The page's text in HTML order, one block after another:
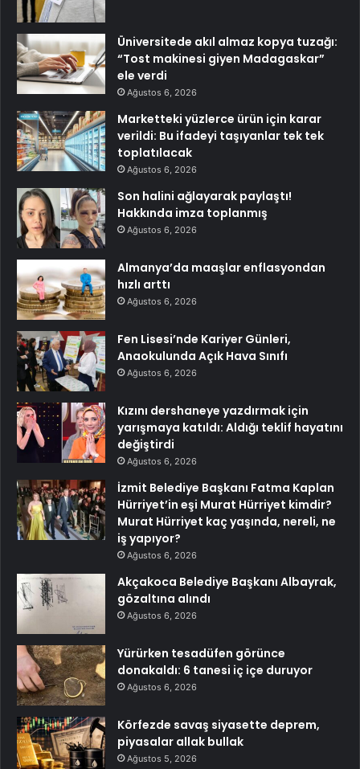
Üniversitede akıl almaz kopya tuzağı:
“Tost makinesi giyen Madagaskar”
ele verdi
Ağustos 6, 2026
Marketteki yüzlerce ürün için karar
verildi: Bu ifadeyi taşıyanlar tek tek
toplatılacak
Ağustos 6, 2026
Son halini ağlayarak paylaştı!
Hakkında imza toplanmış
Ağustos 6, 2026
Almanya’da maaşlar enflasyondan
hızlı arttı
Ağustos 6, 2026
Fen Lisesi’nde Kariyer Günleri,
Anaokulunda Açık Hava Sınıfı
Ağustos 6, 2026
Kızını dershaneye yazdırmak için
yarışmaya katıldı: Aldığı teklif hayatını
değiştirdi
Ağustos 6, 2026
İzmit Belediye Başkanı Fatma Kaplan
Hürriyet’in eşi Murat Hürriyet kimdir?
Murat Hürriyet kaç yaşında, nereli, ne
iş yapıyor?
Ağustos 6, 2026
Akçakoca Belediye Başkanı Albayrak,
gözaltına alındı
Ağustos 6, 2026
Yürürken tesadüfen görünce
donakaldı: 6 tanesi iç içe duruyor
Ağustos 6, 2026
Körfezde savaş siyasette deprem,
piyasalar allak bullak
Ağustos 5, 2026